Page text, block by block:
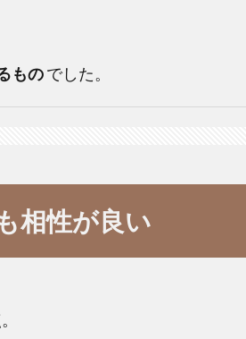
ものでした。
相性が良い